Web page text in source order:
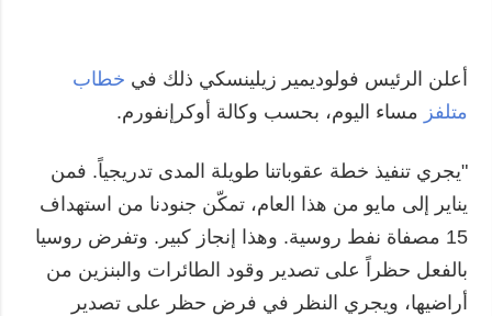
أعلن الرئيس فولوديمير زيلينسكي ذلك في خطاب
متلفز مساء اليوم، بحسب وكالة أوكرإنفورم.
"يجري تنفيذ خطة عقوباتنا طويلة المدى تدريجياً. فمن
يناير إلى مايو من هذا العام، تمكّن جنودنا من استهداف
15 مصفاة نفط روسية. وهذا إنجاز كبير. وتفرض روسيا
بالفعل حظراً على تصدير وقود الطائرات والبنزين من
أراضيها، ويجري النظر في فرض حظر على تصدير